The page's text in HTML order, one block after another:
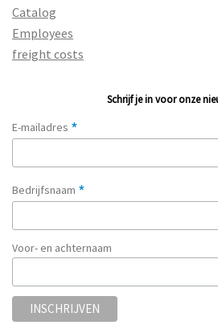
Catalog
Employees
freight costs
Schrijf je in voor onze
E-mailadres *
Bedrijfsnaam *
Voor- en achternaam